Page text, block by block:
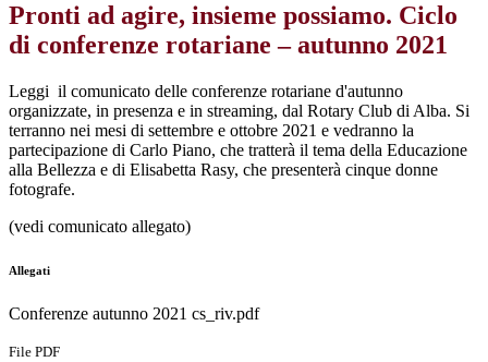
Pronti ad agire, insieme possiamo. Ciclo
di conferenze rotariane – autunno 2021
Leggi il comunicato delle conferenze rotariane d'autunno
organizzate, in presenza e in streaming, dal Rotary Club di Alba. Si
terranno nei mesi di settembre e ottobre 2021 e vedranno la
partecipazione di Carlo Piano, che tratterà il tema della Educazione
alla Bellezza e di Elisabetta Rasy, che presenterà cinque donne
fotografe.
(vedi comunicato allegato)
Allegati
Conferenze autunno 2021 cs_riv.pdf
File PDF